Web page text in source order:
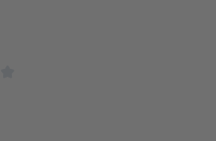
FTP-Zugangsdaten mit.
5 stars